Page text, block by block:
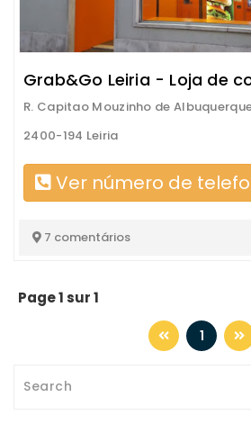
Grab&Go Leiria - Loja de
R. Capitao Mouzinho de
2400-194 Leiria
Ver número de
7 comentários
Page 1 sur 1
1